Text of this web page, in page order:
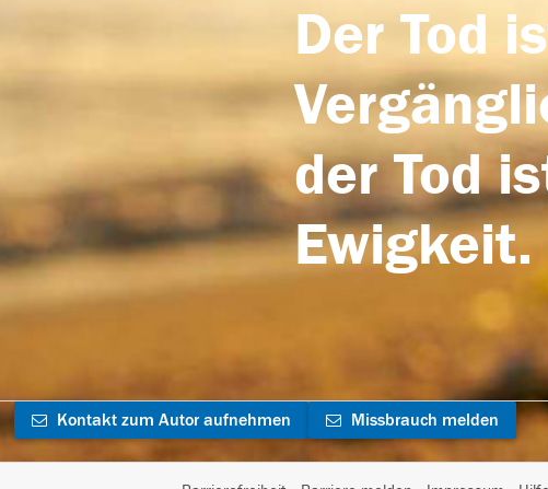
Der Tod
der Tod
Ewigkeit.
Kontakt zum Autor aufnehmen Missbrauch melden